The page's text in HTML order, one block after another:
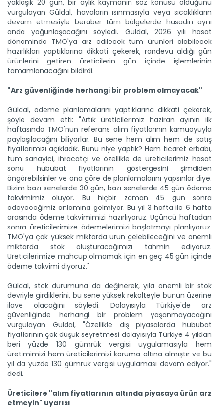
yaklaşık 20 gün, bir aylık kaymanın söz konusu olduğunu
vurgulayan Güldal, havaların ısınmasıyla veya sıcaklıkların
devam etmesiyle beraber tüm bölgelerde hasadın aynı
anda yoğunlaşacağını söyledi. Güldal, 2026 yılı hasat
döneminde TMO'ya arz edilecek tüm ürünleri alabilecek
hazırlıkları yaptıklarına dikkati çekerek, randevu aldığı gün
ürünlerini getiren üreticilerin gün içinde işlemlerinin
tamamlanacağını bildirdi.
"Arz güvenliğinde herhangi bir problem olmayacak"
Güldal, ödeme planlamalarını yaptıklarına dikkati çekerek,
şöyle devam etti: "Artık üreticilerimiz haziran ayının ilk
haftasında TMO'nun referans alım fiyatlarının kamuoyuyla
paylaşılacağını biliyorlar. Bu sene hem alım hem de satış
fiyatlarımızı açıkladık. Bunu niye yaptık? Hem ticaret erbabı,
tüm sanayici, ihracatçı ve özellikle de üreticilerimiz hasat
sonu hububat fiyatlarının göstergesini şimdiden
öngörebilsinler ve ona göre de planlamalarını yapsınlar diye.
Bizim bazı senelerde 30 gün, bazı senelerde 45 gün ödeme
takvimimiz oluyor. Bu hiçbir zaman 45 gün sonra
ödeyeceğimiz anlamına gelmiyor. Bu yıl 3 hafta ile 6 hafta
arasında ödeme takvimimizi hazırlıyoruz. Üçüncü haftadan
sonra üreticilerimize ödemelerimizi başlatmayı planlıyoruz.
TMO'ya çok yüksek miktarda ürün gelebileceğini ve önemli
miktarda stok oluşturacağımızı tahmin ediyoruz.
Üreticilerimize mahcup olmamak için en geç 45 gün içinde
ödeme takvimi diyoruz."
Güldal, stok durumuna da değinerek, yıla önemli bir stok
devriyle girdiklerini, bu sene yüksek rekolteyle bunun üzerine
ilave olacağını söyledi. Dolayısıyla Türkiye'de arz
güvenliğinde herhangi bir problem yaşanmayacağını
vurgulayan Güldal, "Özellikle dış piyasalarda hububat
fiyatlarının çok düşük seyretmesi dolayısıyla Türkiye 4 yıldan
beri yüzde 130 gümrük vergisi uygulamasıyla hem
üretimimizi hem üreticilerimizi koruma altına almıştır ve bu
yıl da yüzde 130 gümrük vergisi uygulaması devam ediyor."
dedi.
Üreticilere "alım fiyatlarının altında piyasaya ürün arz
etmeyin" uyarısı
Tescilli tohumlarla hem çeşit...
Tarım ve Orman Bakanlığına bağlı Tarım İşletmeleri Genel...
Tarım ve Orman Bakanı Yumaklı: Öngörülerimiz tutarsa bu
yılı 140...
Devamını Oku ->